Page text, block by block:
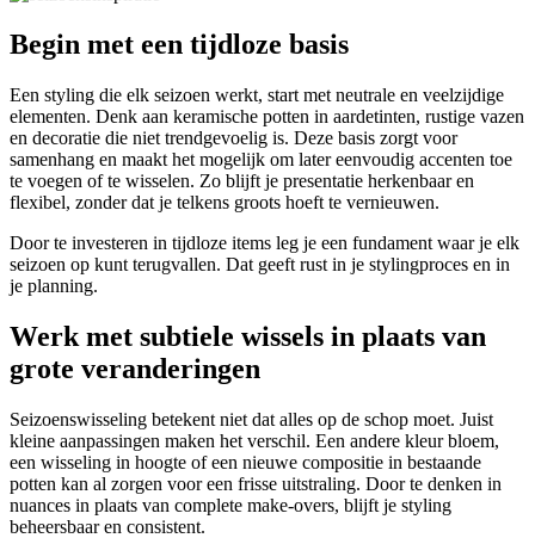
Begin met een tijdloze basis
Een styling die elk seizoen werkt, start met neutrale en veelzijdige
elementen. Denk aan keramische potten in aardetinten, rustige vazen
en decoratie die niet trendgevoelig is. Deze basis zorgt voor
samenhang en maakt het mogelijk om later eenvoudig accenten toe
te voegen of te wisselen. Zo blijft je presentatie herkenbaar en
flexibel, zonder dat je telkens groots hoeft te vernieuwen.
Door te investeren in tijdloze items leg je een fundament waar je elk
seizoen op kunt terugvallen. Dat geeft rust in je stylingproces en in
je planning.
Werk met subtiele wissels in plaats van
grote veranderingen
Seizoenswisseling betekent niet dat alles op de schop moet. Juist
kleine aanpassingen maken het verschil. Een andere kleur bloem,
een wisseling in hoogte of een nieuwe compositie in bestaande
potten kan al zorgen voor een frisse uitstraling. Door te denken in
nuances in plaats van complete make-overs, blijft je styling
beheersbaar en consistent.